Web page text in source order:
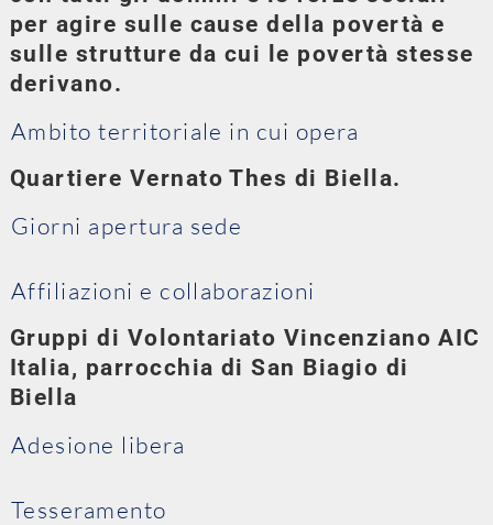
per agire sulle cause della povertà e
sulle strutture da cui le povertà stesse
derivano.
Ambito territoriale in cui opera
Quartiere Vernato Thes di Biella.
Giorni apertura sede
Affiliazioni e collaborazioni
Gruppi di Volontariato Vincenziano AIC
Italia, parrocchia di San Biagio di
Biella
Adesione libera
Tesseramento